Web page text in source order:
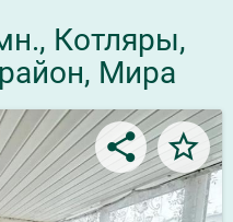
Котляры,
Мира
share star_border